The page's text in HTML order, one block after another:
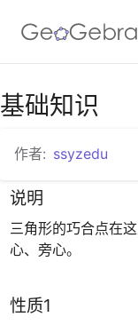
基础知识
作者: ssyzedu
说明
三角形的巧合点在
心、旁心。
性质1